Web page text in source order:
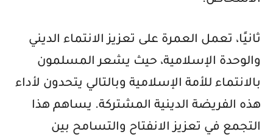
ثانيًا، تعمل العمرة على تعزيز الانتماء الديني
والوحدة الإسلامية، حيث يشعر المسلمون
بالانتماء للأمة الإسلامية وبالتالي يتحدون لأداء
هذه الفريضة الدينية المشتركة. يساهم هذا
التجمع في تعزيز الانفتاح والتسامح بين